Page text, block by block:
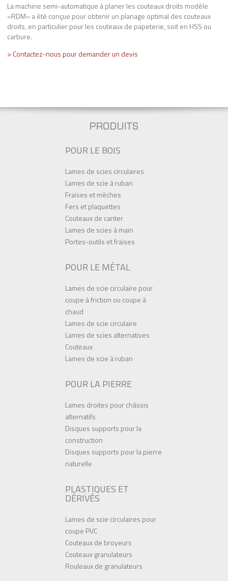
La machine semi-automatique à planer les couteaux droits modèle
«RDM» a été conçue pour obtenir un planage optimal des couteaux
droits, en particulier pour les couteaux de papeterie, soit en HSS ou
carbure.
> Contactez-nous pour demander un devis
POUR LE BOIS
Lames de scies circulaires
Lames de scie à ruban
Fraises et mèches
Fers et plaquettes
Couteaux de canter
Lames de scies à main
Portes-outils et fraises
POUR LE MÉTAL
Lames de scie circulaire pour
coupe à friction ou coupe à
chaud
Lames de scie circulaire
Lames de scies alternatives
Couteaux
Lames de scie à ruban
POUR LA PIERRE
Lames droites pour châssis
alternatifs
Disques supports pour la
construction
Disques supports pour la pierre
naturelle
PLASTIQUES ET
DÉRIVÉS
Lames de scie circulaires pour
coupe PVC
Couteaux de broyeurs
Couteaux granulateurs
Rouleaux de granulateurs